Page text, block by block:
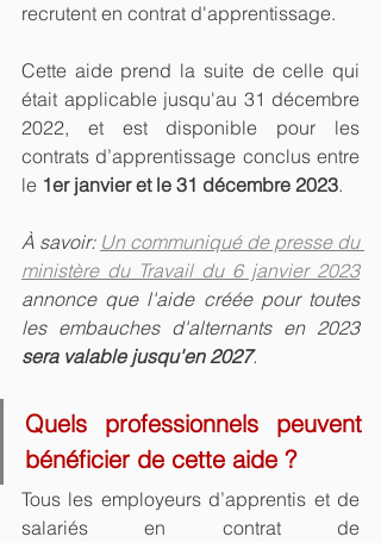
recrutent en contrat d'apprentissage.
Cette aide prend la suite de celle qui
était applicable jusqu'au 31 décembre
2022, et est disponible pour les
contrats d’apprentissage conclus entre
le 1er janvier et le 31 décembre 2023.
À savoir: Un communiqué de presse du
ministère du Travail du 6 janvier 2023
annonce que l'aide créée pour toutes
les embauches d'alternants en 2023
sera valable jusqu'en 2027.
Quels professionnels peuvent
bénéficier de cette aide ?
Tous les employeurs d’apprentis et de
salariés en contrat de